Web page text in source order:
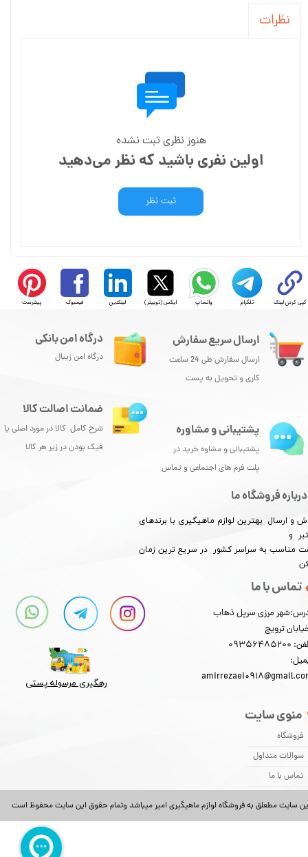
نظرات
هنوز نظری ثبت نشده
اولین نفری باشید که نظر می‌دهید
ثبت نظر
کپی کردن لینک تلگرام واتساپ ایکس (توییتر) لینکدین فیسبوک پینترست
سایت مطعلق به فروشگاه لوازم ماهیگیری امیر میباشد وتمام حقوق این سایت محفوظ است
ارسال سریع سفارش
ارسال سفارش طی 24 ساعت
کاری و تحویل به پست
درباره فروشگاه ما
و ارسال بهترین لوازم ماهیگیری با برندهای
و
مناسب به سراسر کشور در سریع ترین زمان
منوی سایت
فروشگاه
سوالات متداول
تماس با ما
تماس با ما
مرزی سرپل ذهاب
ترویج
درگاه امن بانکی
درگاه امن زیبال
پشتیبانی و مشاوره
پشتیبانی و مشاوه خرید در
پلت فرم های اجتماعی و تماس
ضمانت اصالت کالا
شرح کامل کالا در مورد اصلی یا
فیک بودن در زیر هر کالا
رهگیری مرسوله پستی​​​​​​​